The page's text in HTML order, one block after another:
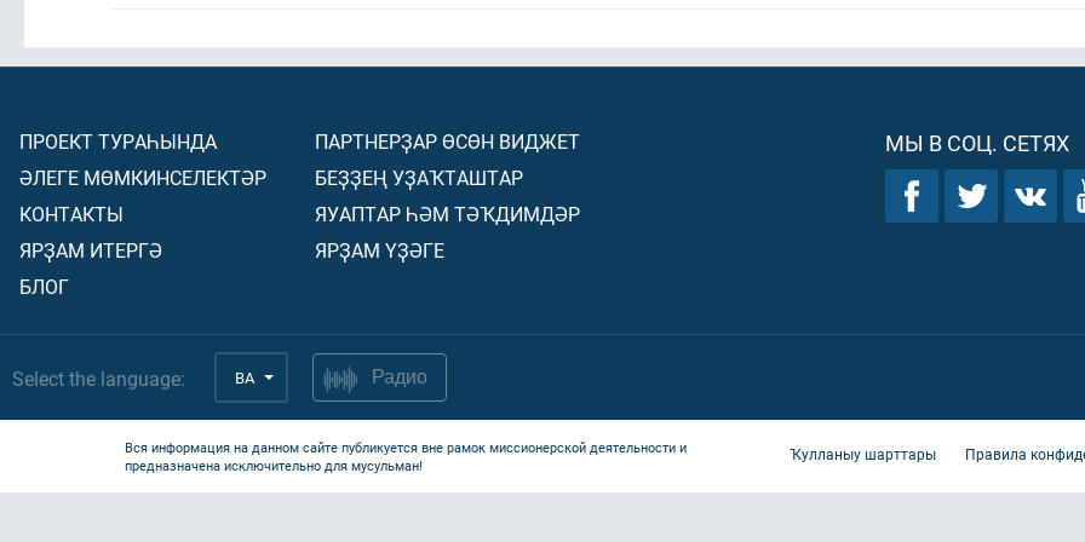
ПРОЕКТ ТУРАҺЫНДА
ӘЛЕГЕ МӨМКИНСЕЛЕКТӘР
КОНТАКТЫ
ЯРҘАМ ИТЕРГӘ
БЛОГ
ПАРТНЕРҘАР ӨСӨН ВИДЖЕТ
БЕҘҘЕҢ УҘАҠТАШТАР
ЯУАПТАР ҺӘМ ТӘҠДИМДӘР
ЯРҘАМ ҮҘӘГЕ
МЫ В СОЦ. СЕТЯХ
Select the language: BA Радио
Вся информация на данном сайте публикуется вне рамок миссионерской деятельности и
предназначена исключительно для мусульман!
Ҡулланыу шарттары Правила